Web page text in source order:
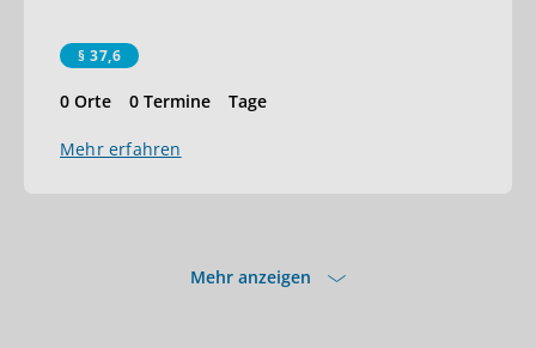
§ 37,6
0 Orte 0 Termine Tage
Mehr erfahren
Mehr anzeigen